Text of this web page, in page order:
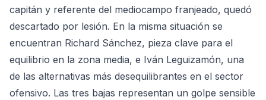
capitán y referente del mediocampo franjeado, quedó
descartado por lesión. En la misma situación se
encuentran Richard Sánchez, pieza clave para el
equilibrio en la zona media, e Iván Leguizamón, una
de las alternativas más desequilibrantes en el sector
ofensivo. Las tres bajas representan un golpe sensible